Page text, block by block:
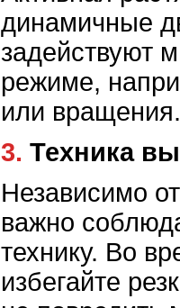
динамичные
задействуют
режиме,
или вращения.
3. Техника
Независимо
важно
технику. Во
избегайте